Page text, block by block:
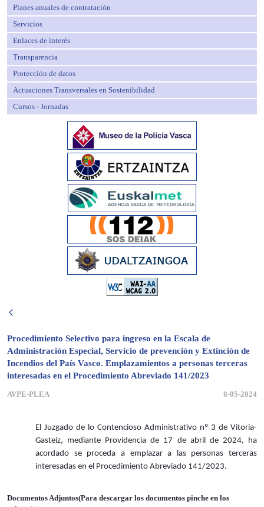
Planes anuales de contratación
Servicios
Enlaces de interés
Transparencia
Protección de datos
Actuaciones Transversales en Sostenibilidad
Cursos - Jornadas
Procedimiento Selectivo para ingreso en la Escala de
Administración Especial, Servicio de prevención y Extinción de
Incendios del País Vasco. Emplazamientos a personas terceras
interesadas en el Procedimiento Abreviado 141/2023
AVPE-PLEA 8-05-2024
El Juzgado de lo Contencioso Administrativo nº 3 de Vitoria-
Gasteiz, mediante Providencia de 17 de abril de 2024, ha
acordado se proceda a emplazar a las personas terceras
interesadas en el Procedimiento Abreviado 141/2023.
Documentos Adjuntos(Para descargar los documentos pinche en los